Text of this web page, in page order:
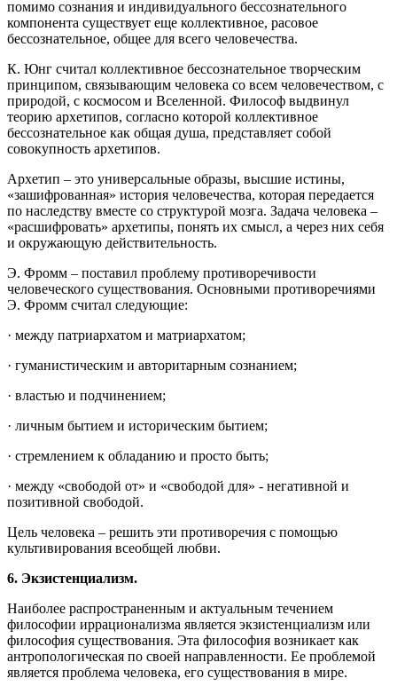
помимо сознания и индивидуального бессознательного
компонента существует еще коллективное, расовое
бессознательное, общее для всего человечества.
К. Юнг считал коллективное бессознательное творческим
принципом, связывающим человека со всем человечеством, с
природой, с космосом и Вселенной. Философ выдвинул
теорию архетипов, согласно которой коллективное
бессознательное как общая душа, представляет собой
совокупность архетипов.
Архетип – это универсальные образы, высшие истины,
«зашифрованная» история человечества, которая передается
по наследству вместе со структурой мозга. Задача человека –
«расшифровать» архетипы, понять их смысл, а через них себя
и окружающую действительность.
Э. Фромм – поставил проблему противоречивости
человеческого существования. Основными противоречиями
Э. Фромм считал следующие:
· между патриархатом и матриархатом;
· гуманистическим и авторитарным сознанием;
· властью и подчинением;
· личным бытием и историческим бытием;
· стремлением к обладанию и просто быть;
· между «свободой от» и «свободой для» - негативной и
позитивной свободой.
Цель человека – решить эти противоречия с помощью
культивирования всеобщей любви.
6. Экзистенциализм.
Наиболее распространенным и актуальным течением
философии иррационализма является экзистенциализм или
философия существования. Эта философия возникает как
антропологическая по своей направленности. Ее проблемой
является проблема человека, его существования в мире.